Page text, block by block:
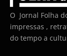
O Jornal Folha
impressas ,
do tempo a